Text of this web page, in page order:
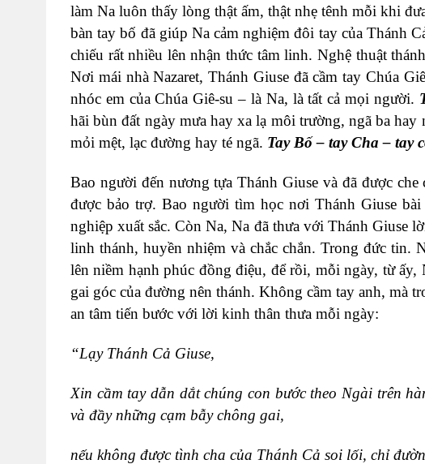
làm Na luôn thấy lòng thật ấm, thật nhẹ tênh mỗi khi
bàn tay bố đã giúp Na cảm nghiệm đôi tay của Thánh
chiếu rất nhiều lên nhận thức tâm linh. Nghệ thuật
Nơi mái nhà Nazaret, Thánh Giuse đã cầm tay Chúa
nhóc em của Chúa Giê-su – là Na, là tất cả mọi người.
hãi bùn đất ngày mưa hay xa lạ môi trường, ngã ba
mỏi mệt, lạc đường hay té ngã. Tay Bố – tay Cha – tay
Bao người đến nương tựa Thánh Giuse và đã được
được bảo trợ. Bao người tìm học nơi Thánh Giuse
nghiệp xuất sắc. Còn Na, Na đã thưa với Thánh Giuse
linh thánh, huyền nhiệm và chắc chắn. Trong đức
lên niềm hạnh phúc đồng điệu, để rồi, mỗi ngày, từ
gai góc của đường nên thánh. Không cầm tay anh, mà
an tâm tiến bước với lời kinh thân thưa mỗi ngày:
“Lạy Thánh Cả Giuse,
Xin cầm tay dẫn dắt chúng con bước theo Ngài trên
và đầy những cạm bẫy chông gai,
nếu không được tình cha của Thánh Cả soi lối, chỉ